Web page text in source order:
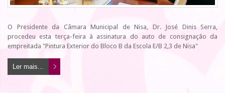
O Presidente da Câmara Municipal de Nisa, Dr. José Dinis Serra,
procedeu esta terça-feira à assinatura do auto de consignação da
empreitada "Pintura Exterior do Bloco B da Escola E/B 2,3 de Nisa"
Ler mais...